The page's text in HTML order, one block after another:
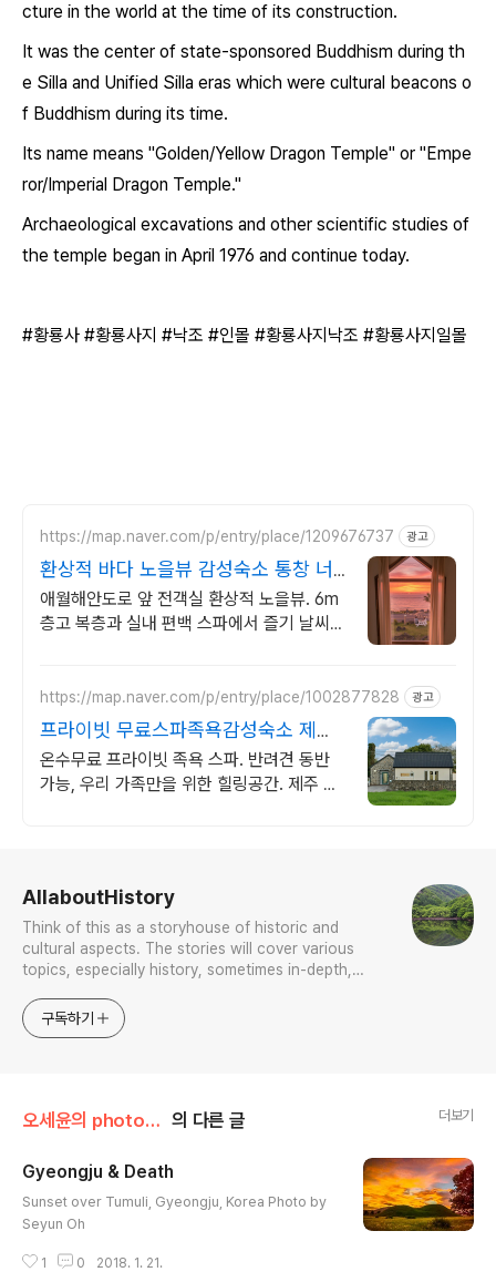
cture in the world at the time of its construction.
It was the center of state-sponsored Buddhism during th
e Silla and Unified Silla eras which were cultural beacons o
f Buddhism during its time.
Its name means "Golden/Yellow Dragon Temple" or "Empe
ror/Imperial Dragon Temple."
Archaeological excavations and other scientific studies of
the temple began in April 1976 and continue today.
#황룡사 #황룡사지 #낙조 #인몰 #황룡사지낙조 #황룡사지일몰
https://map.naver.com/p/entry/place/1209676737 광고
환상적 바다 노을뷰 감성숙소 통창 너
머 애월 파노라마바다
애월해안도로 앞 전객실 환상적 노을뷰. 6m
층고 복층과 실내 편백 스파에서 즐기 날씨
https://map.naver.com/p/entry/place/1002877828 광고
프라이빗 무료스파족욕감성숙소 제주
돌담감성, 반려견 환영
온수무료 프라이빗 족욕 스파. 반려견 동반
가능, 우리 가족만을 위한 힐링공간. 제주 이
AllaboutHistory
Think of this as a storyhouse of historic and
cultural aspects. The stories will cover various
topics, especially history, sometimes in-depth,
approach will be to resist any common sense or
generalized viewpoint
구독하기
오세윤의 photogallery 의 다른 글 더보기
Gyeongju & Death
Sunset over Tumuli, Gyeongju, Korea Photo by
Seyun Oh
1 0 2018. 1. 21.